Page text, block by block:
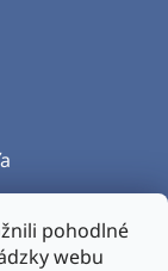
pohodlné
webu